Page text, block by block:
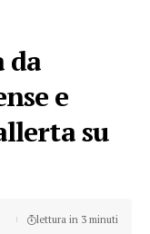
da
e
su
lettura in 3 minuti